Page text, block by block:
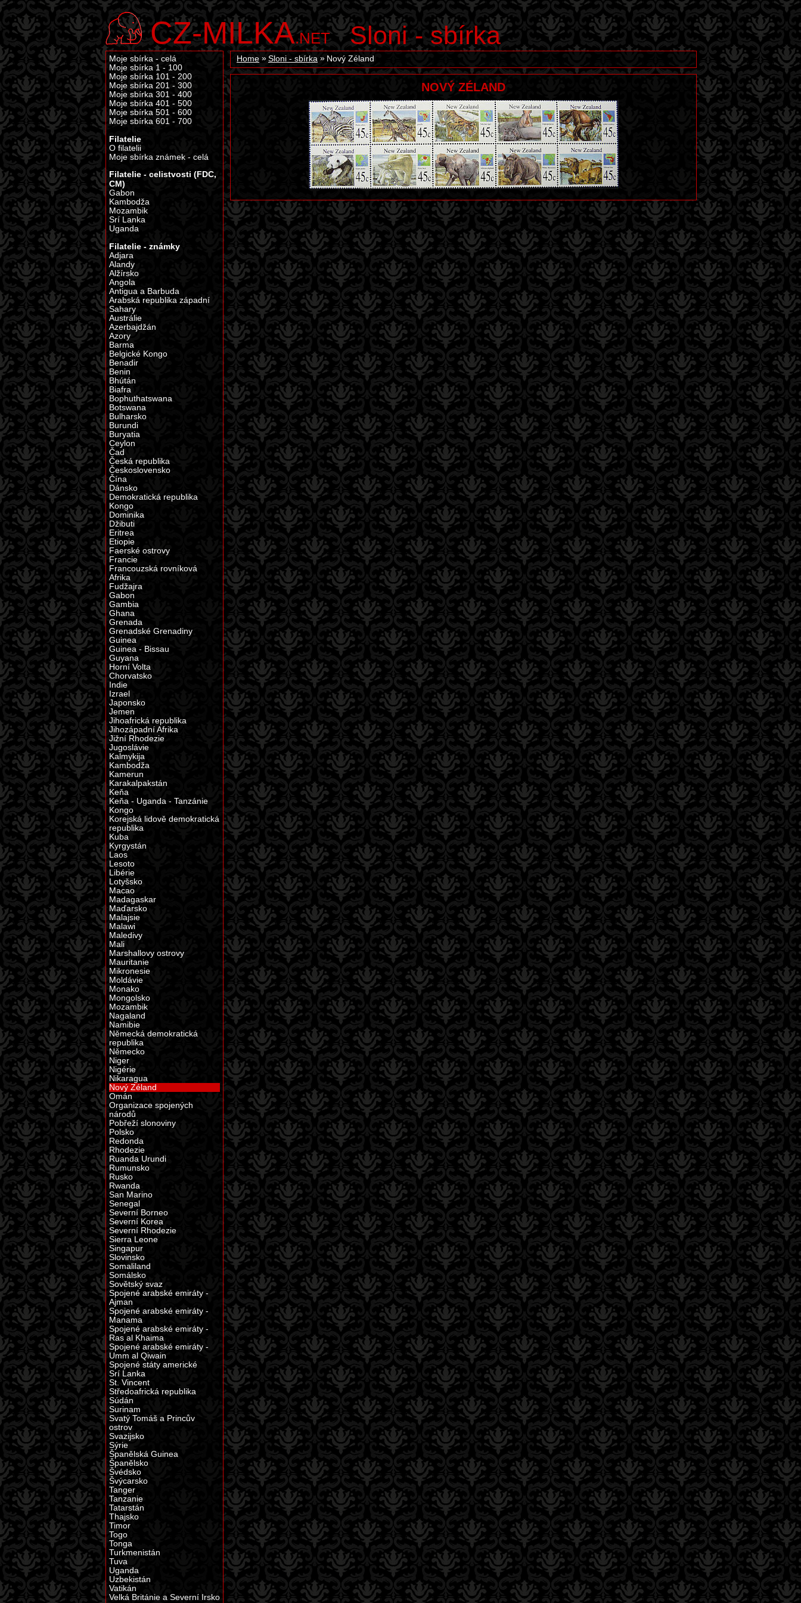
CZ-MILKA.NET Sloni - sbírka
Home Sloni - sbírka Nový Zéland
NOVÝ ZÉLAND
Moje sbírka - celá
Moje sbírka 1 - 100
Moje sbírka 101 - 200
Moje sbírka 201 - 300
Moje sbírka 301 - 400
Moje sbírka 401 - 500
Moje sbírka 501 - 600
Moje sbírka 601 - 700
Filatelie
O filatelii
Moje sbírka známek - celá
Filatelie - celistvosti (FDC,
CM)
Gabon
Kambodža
Mozambik
Srí Lanka
Uganda
Filatelie - známky
Adjara
Alandy
Alžírsko
Angola
Antigua a Barbuda
Arabská republika západní
Sahary
Austrálie
Azerbajdžán
Azory
Barma
Belgické Kongo
Benadir
Benin
Bhútán
Biafra
Bophuthatswana
Botswana
Bulharsko
Burundi
Buryatia
Ceylon
Čad
Česká republika
Československo
Čína
Dánsko
Demokratická republika
Kongo
Dominika
Džibuti
Eritrea
Etiopie
Faerské ostrovy
Francie
Francouzská rovníková
Afrika
Fudžajra
Gabon
Gambia
Ghana
Grenada
Grenadské Grenadiny
Guinea
Guinea - Bissau
Guyana
Horní Volta
Chorvatsko
Indie
Izrael
Japonsko
Jemen
Jihoafrická republika
Jihozápadní Afrika
Jižní Rhodezie
Jugoslávie
Kalmykija
Kambodža
Kamerun
Karakalpakstán
Keňa
Keňa - Uganda - Tanzánie
Kongo
Korejská lidově demokratická
republika
Kuba
Kyrgystán
Laos
Lesoto
Libérie
Lotyšsko
Macao
Madagaskar
Maďarsko
Malajsie
Malawi
Maledivy
Mali
Marshallovy ostrovy
Mauritanie
Mikronesie
Moldávie
Monako
Mongolsko
Mozambik
Nagaland
Namibie
Německá demokratická
republika
Německo
Niger
Nigérie
Nikaragua
Nový Zéland
Omán
Organizace spojených
národů
Pobřeží slonoviny
Polsko
Redonda
Rhodezie
Ruanda Urundi
Rumunsko
Rusko
Rwanda
San Marino
Senegal
Severní Borneo
Severní Korea
Severní Rhodezie
Sierra Leone
Singapur
Slovinsko
Somaliland
Somálsko
Sovětský svaz
Spojené arabské emiráty -
Ajman
Spojené arabské emiráty -
Manama
Spojené arabské emiráty -
Ras al Khaima
Spojené arabské emiráty -
Umm al Qiwain
Spojené státy americké
Srí Lanka
St. Vincent
Středoafrická republika
Súdán
Surinam
Svatý Tomáš a Princův
ostrov
Svazijsko
Sýrie
Španělská Guinea
Španělsko
Švédsko
Švýcarsko
Tanger
Tanzanie
Tatarstán
Thajsko
Timor
Togo
Tonga
Turkmenistán
Tuva
Uganda
Uzbekistán
Vatikán
Velká Británie a Severní Irsko